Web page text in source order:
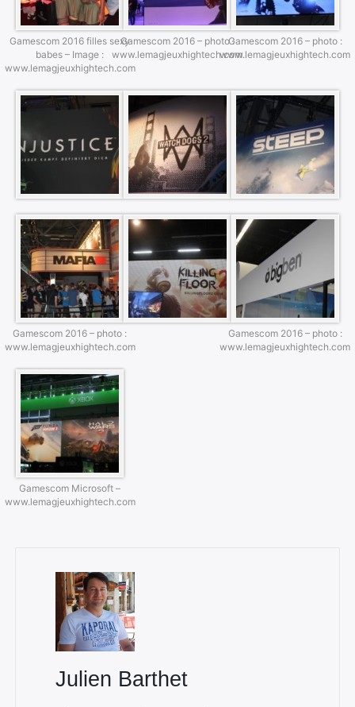
Gamescom 2016 filles sexy
babes – Image :
www.lemagjeuxhightech.com
Gamescom 2016 – photo :
www.lemagjeuxhightech.com
Gamescom 2016 – photo :
www.lemagjeuxhightech.com
Gamescom 2016 – photo :
www.lemagjeuxhightech.com
Gamescom 2016 – photo :
www.lemagjeuxhightech.com
Gamescom Microsoft –
www.lemagjeuxhightech.com
Julien Barthet
Rechercher
: